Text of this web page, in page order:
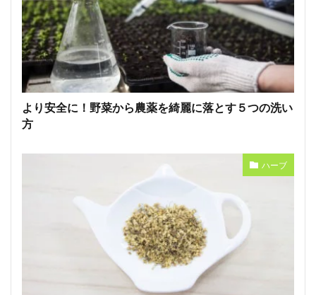
より安全に！野菜から農薬を綺麗に落とす５つの洗い
方
ハーブ